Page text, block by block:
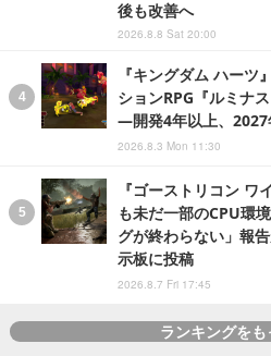
後も改善へ
2026.8.8 Sat 20:00
『キングダム ハーツ
ションRPG『ルミナ
―開発4年以上、2027
2026.8.3 Mon 11:30
『ゴーストリコン ワ
も未だ一部のCPU環
グが終わらない」報
示板に投稿
2026.8.7 Fri 17:45
ランキングをも